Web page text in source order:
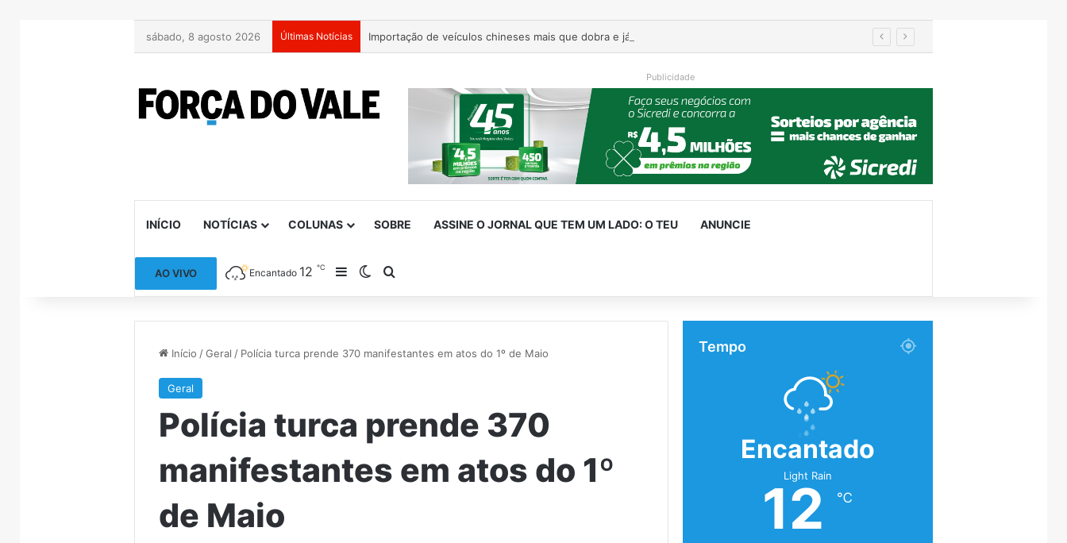
sábado, 8 agosto 2026 Últimas Notícias
Publicidade
INÍCIO NOTÍCIAS COLUNAS SOBRE ASSINE O JORNAL QUE TEM UM LADO: O TEU ANUNCIE
AO VIVO Encantado 12℃ Barra Lateral
Switch skin
Início / Geral / Polícia turca prende 370 manifestantes em atos do 1º de Maio
Geral
Polícia turca prende 370
manifestantes em atos do 1º
de Maio
Tempo
Encantado
Light Rain
12 ℃